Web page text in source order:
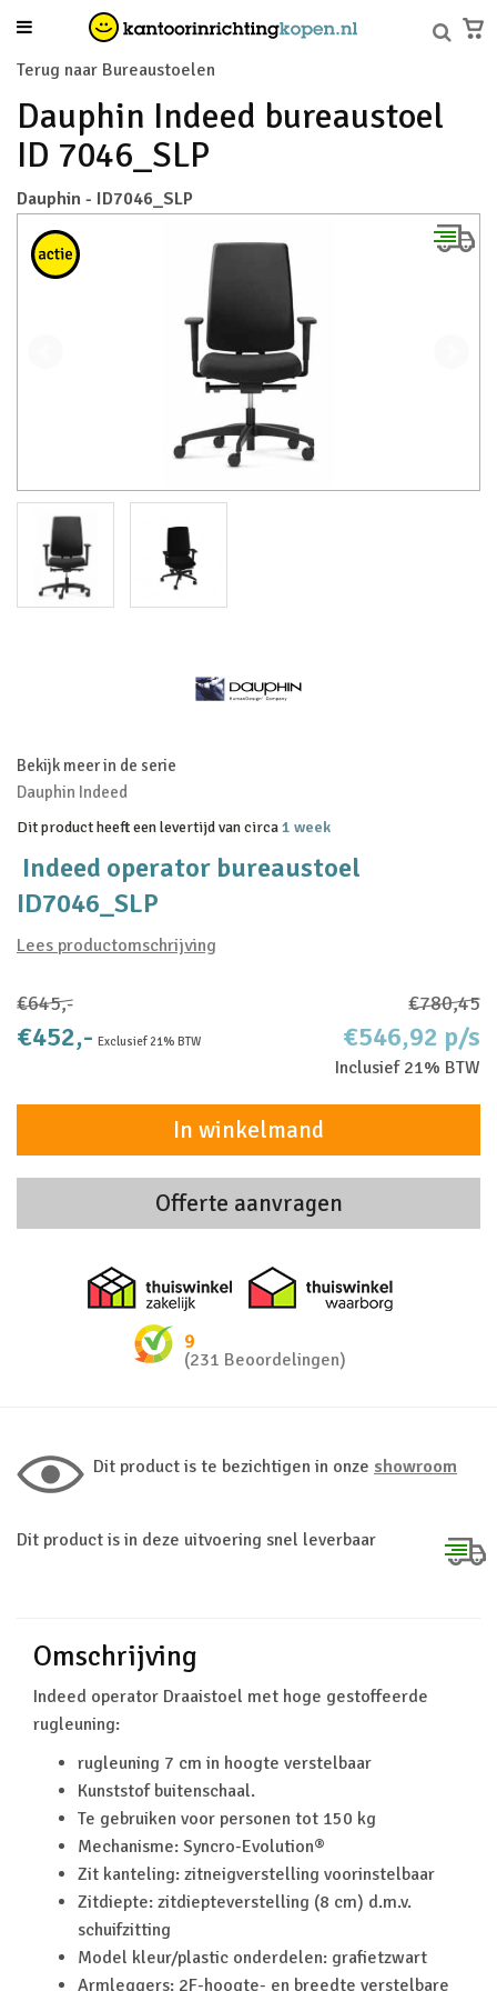
Terug naar Bureaustoelen
Dauphin Indeed bureaustoel
ID 7046_SLP
Dauphin - ID7046_SLP
Bekijk meer in de serie
Dauphin Indeed
Dit product heeft een levertijd van circa1 week
Indeed operator bureaustoel
ID7046_SLP
Lees productomschrijving
€645,-
€452,- Exclusief 21% BTW
€780,45
€546,92 p/s
Inclusief 21% BTW
In winkelmand
Offerte aanvragen
Thuiswinkel zakelijk
9
(231 Beoordelingen)
Dit product is te bezichtigen in onze showroom
Dit product is in deze uitvoering snel leverbaar
Omschrijving
Indeed operator Draaistoel met hoge gestoffeerde
rugleuning:
rugleuning 7 cm in hoogte verstelbaar
Kunststof buitenschaal.
Te gebruiken voor personen tot 150 kg
Mechanisme: Syncro-Evolution®
Zit kanteling: zitneigverstelling voorinstelbaar
Zitdiepte: zitdiepteverstelling (8 cm) d.m.v.
schuifzitting
Model kleur/plastic onderdelen: grafietzwart
Armleggers: 2F-hoogte- en breedte verstelbare